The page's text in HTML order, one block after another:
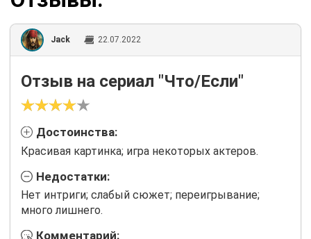
Jack 22.07.2022
Отзыв на сериал "Что/Если"
Достоинства:
Красивая картинка; игра некоторых актеров.
Недостатки:
Нет интриги; слабый сюжет; переигрывание;
много лишнего.
Комментарий: